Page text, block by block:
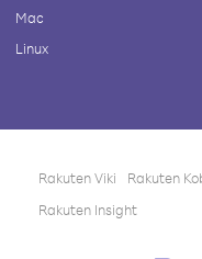
Mac
Linux
Rakuten Viki Rakuten
Rakuten Insight